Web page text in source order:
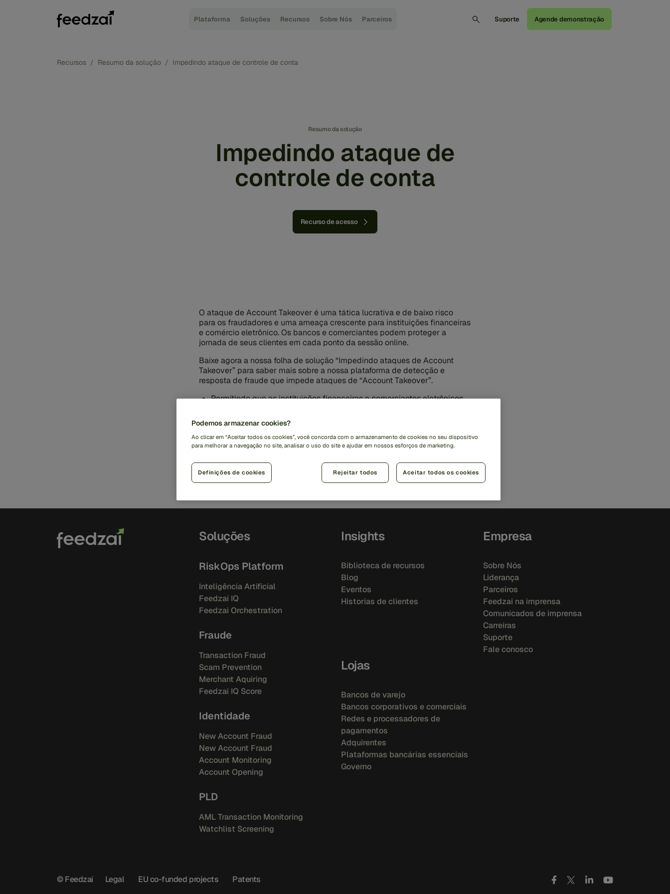
Plataforma Soluções Recursos Sobre Nós Parceiros Suporte Agende demonstração
Recursos / Resumo da solução / Impedindo ataque de controle de conta
Resumo da solução
Impedindo ataque de
controle de conta
Recurso de acesso
O ataque de Account Takeover é uma tática lucrativa e de baixo risco
para os fraudadores e uma ameaça crescente para instituições financeiras
e comércio eletrônico. Os bancos e comerciantes podem proteger a
jornada de seus clientes em cada ponto da sessão online.
Baixe agora a nossa folha de solução “Impedindo ataques de Account
Takeover” para saber mais sobre a nossa plataforma de detecção e
resposta de fraude que impede ataques de “Account Takeover”.
Permitindo que as instituições financeiras e comerciantes eletrônicos
automatizadas quando uma atividade anômala é detectada;
custos da prevenção de fraude.
Soluções
RiskOps Platform
Inteligência Artificial
Feedzai IQ
Feedzai Orchestration
Fraude
Transaction Fraud
Scam Prevention
Merchant Aquiring
Feedzai IQ Score
Identidade
New Account Fraud
New Account Fraud
Account Monitoring
Account Opening
PLD
AML Transaction Monitoring
Watchlist Screening
Insights
Biblioteca de recursos
Blog
Eventos
Historias de clientes
Lojas
Bancos de varejo
Bancos corporativos e comerciais
Redes e processadores de
pagamentos
Adquirentes
Plataformas bancárias essenciais
Governo
Empresa
Sobre Nós
Liderança
Parceiros
Feedzai na imprensa
Comunicados de imprensa
Carreiras
Suporte
Fale conosco
© Feedzai Legal EU co-funded projects Patents
Podemos armazenar cookies?
Ao clicar em “Aceitar todos os cookies”, você concorda com o armazenamento de cookies no seu dispositivo
para melhorar a navegação no site, analisar o uso do site e ajudar em nossos esforços de marketing.
Definições de cookies Rejeitar todos Aceitar todos os cookies